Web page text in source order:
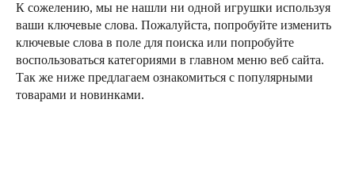
К сожелению, мы не нашли ни одной игрушки используя
ваши ключевые слова. Пожалуйста, попробуйте изменить
ключевые слова в поле для поиска или попробуйте
воспользоваться категориями в главном меню веб сайта.
Так же ниже предлагаем ознакомиться с популярными
товарами и новинками.